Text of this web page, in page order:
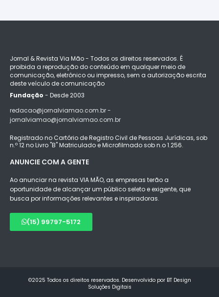
Jornal & Revista Via Mão - Todos os direitos reservados. É
proibida a reprodução do conteúdo em qualquer meio de
comunicação, eletrônico ou impresso, sem a autorização escrita
deste veículo de comunicação
Fundação - Desde 2003
redacao@jornalviamao.com.br -
jornalviamao@jornalviamao.com.br
Registrado no Cartório de Registro Civil de Pessoas Jurídicas, sob
n.º 12 no Livro "B" Matriculado e Microfilmado sob n.o 1.256.
ANUNCIE COM A GENTE
Ao anunciar na revista VIA MÃO, as empresas terão a
oportunidade de alcançar um público seleto e exigente, que
busca por informações relevantes e inspiradoras.
(15) 99797-5172
©2025 Todos os direitos reservados. Desenvolvido por BT Design
Soluções Digitais